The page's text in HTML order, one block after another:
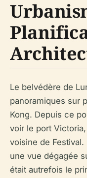
Le belvédère de
panoramiques sur
Kong. Depuis ce
voir le port
voisine de
une vue dégagée
était autrefois le